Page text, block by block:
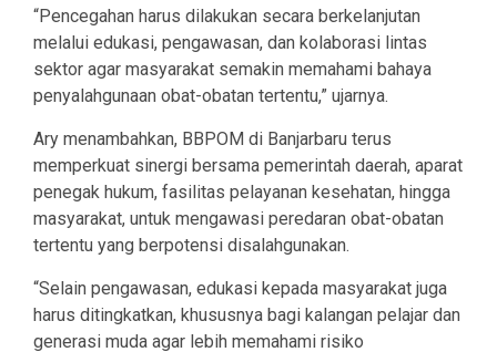
“Pencegahan harus dilakukan secara berkelanjutan
melalui edukasi, pengawasan, dan kolaborasi lintas
sektor agar masyarakat semakin memahami bahaya
penyalahgunaan obat-obatan tertentu,” ujarnya.
Ary menambahkan, BBPOM di Banjarbaru terus
memperkuat sinergi bersama pemerintah daerah, aparat
penegak hukum, fasilitas pelayanan kesehatan, hingga
masyarakat, untuk mengawasi peredaran obat-obatan
tertentu yang berpotensi disalahgunakan.
“Selain pengawasan, edukasi kepada masyarakat juga
harus ditingkatkan, khususnya bagi kalangan pelajar dan
generasi muda agar lebih memahami risiko